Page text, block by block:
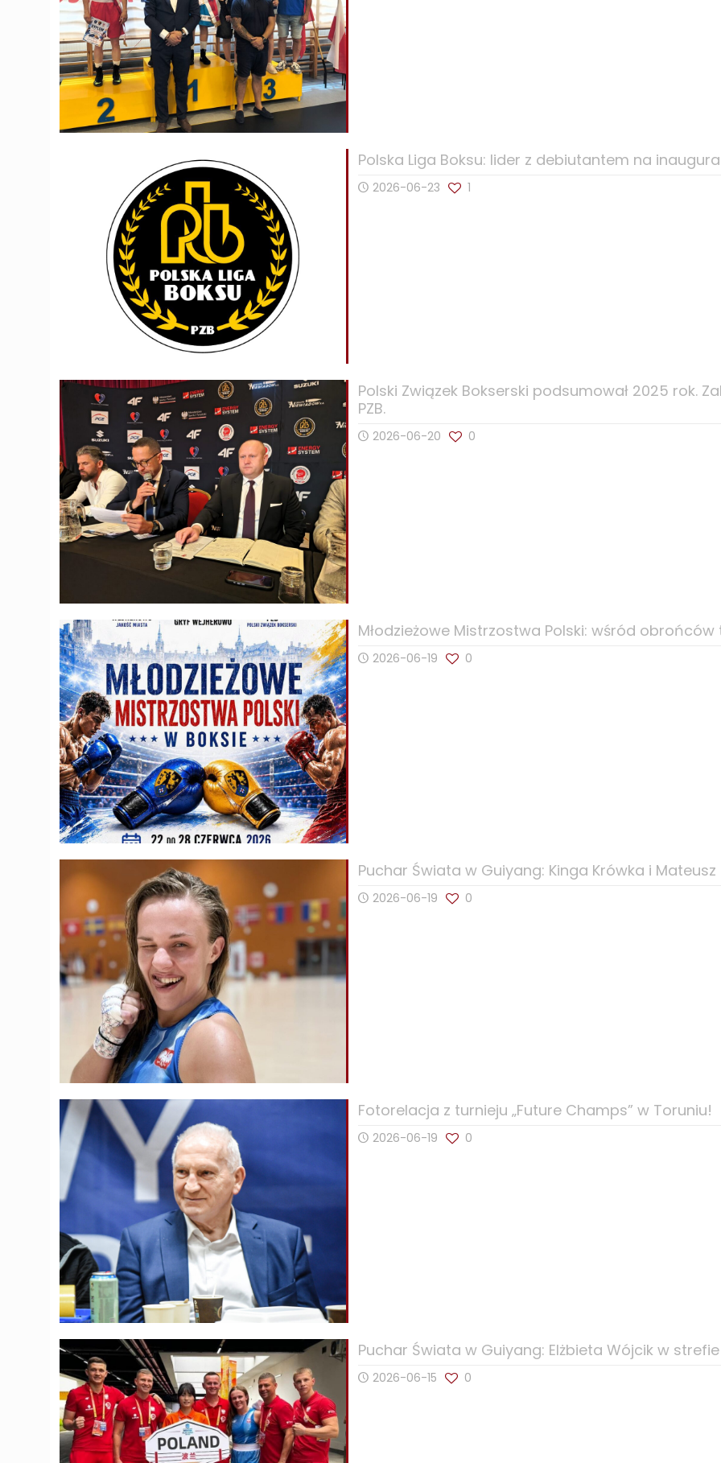
Polska Liga Boksu: lider z debiutantem na
2026-06-23 1
Polski Związek Bokserski podsumował 2025 rok.
PZB.
2026-06-20 0
Młodzieżowe Mistrzostwa Polski: wśród obrońców
2026-06-19 0
Puchar Świata w Guiyang: Kinga Krówka i
2026-06-19 0
Fotorelacja z turnieju „Future Champs” w Toruniu!
2026-06-19 0
Puchar Świata w Guiyang: Elżbieta Wójcik w
2026-06-15 0